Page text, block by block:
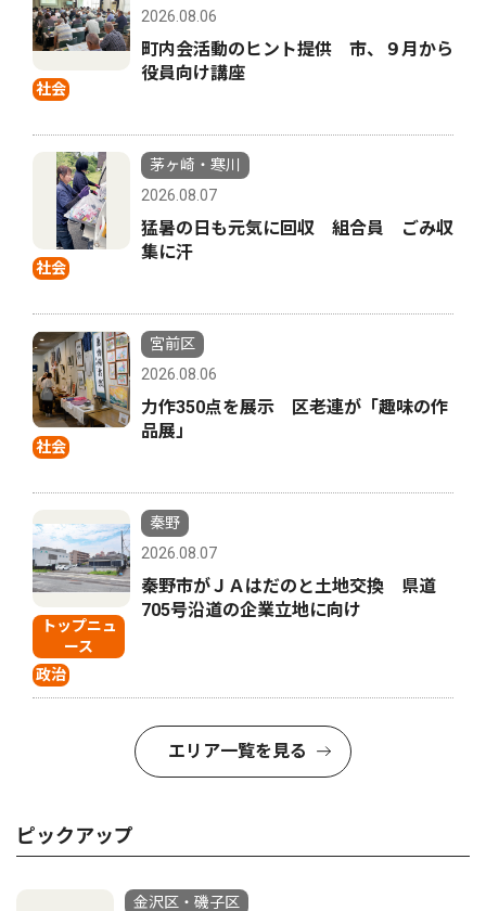
社会
2026.08.06
町内会活動のヒント提供 市、９月から
役員向け講座
社会
茅ヶ崎・寒川
2026.08.07
猛暑の日も元気に回収 組合員 ごみ収
集に汗
社会
宮前区
2026.08.06
力作350点を展示 区老連が「趣味の作
品展」
トップニュ
ース
政治
秦野
2026.08.07
秦野市がＪＡはだのと土地交換 県道
705号沿道の企業立地に向け
エリア一覧を見る
ピックアップ
金沢区・磯子区